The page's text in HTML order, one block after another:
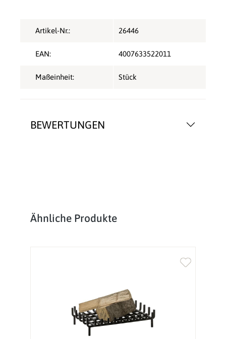
BEWERTUNGEN
Artikel-Nr.: 26446
EAN: 4007633522011
Maßeinheit: Stück
Produktgalerie überspringen
Ähnliche Produkte